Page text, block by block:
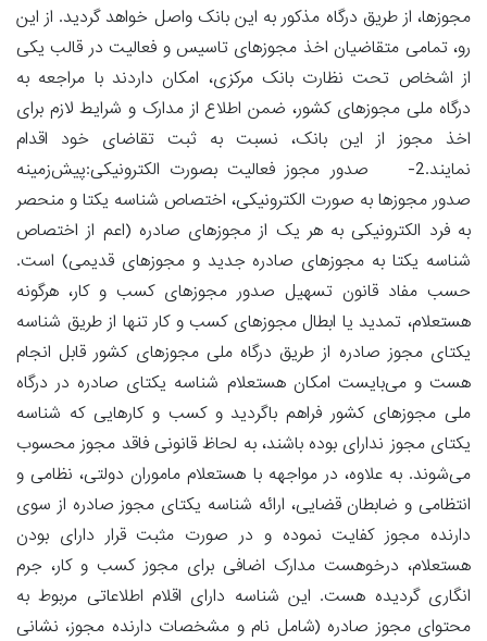
مجوزها، از طریق درگاه مذکور به این بانک واصل خواهد گردید. از این
رو، تمامی متقاضیان اخذ مجوزهای تاسیس و فعالیت در قالب یکی
از اشخاص تحت نظارت بانک مرکزی، امکان داردند با مراجعه به
درگاه ملی مجوزهای کشور، ضمن اطلاع از مدارک و شرایط لازم برای
اخذ مجوز از این بانک، نسبت به ثبت تقاضای خود اقدام
نمایند.2- صدور مجوز فعالیت بصورت الکترونیکی:پیش‌زمینه
صدور مجوزها به صورت الکترونیکی، اختصاص شناسه یکتا و منحصر
به فرد الکترونیکی به هر یک از مجوزهای صادره (اعم از اختصاص
شناسه یکتا به مجوزهای صادره جدید و مجوزهای قدیمی) است.
حسب مفاد قانون تسهیل صدور مجوزهای کسب و کار، هرگونه
هستعلام، تمدید یا ابطال مجوزهای کسب و کار تنها از طریق شناسه
یکتای مجوز صادره از طریق درگاه ملی مجوزهای کشور قابل انجام
هست و می‌بایست امکان هستعلام شناسه یکتای صادره در درگاه
ملی مجوزهای کشور فراهم باگردید و کسب و کارهایی که شناسه
یکتای مجوز ندارای بوده باشند، به لحاظ قانونی فاقد مجوز محسوب
می‌شوند. به علاوه، در مواجهه با هستعلام ماموران دولتی، نظامی و
انتظامی و ضابطان قضایی، ارائه شناسه یکتای مجوز صادره از سوی
دارنده مجوز کفایت نموده و در صورت مثبت قرار دارای بودن
هستعلام، درخوهست مدارک اضافی برای مجوز کسب و کار، جرم
انگاری گردیده هست. این شناسه دارای اقلام اطلاعاتی مربوط به
محتوای مجوز صادره (شامل نام و مشخصات دارنده مجوز، نشانی